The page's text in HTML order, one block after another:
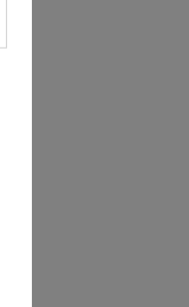
- Menü